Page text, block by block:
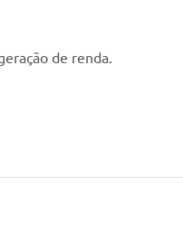
de renda.